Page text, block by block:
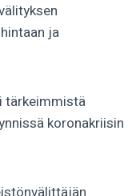
ja
tärkeimmistä
koronakriisin